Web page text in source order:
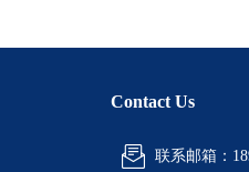
Contact Us
联系邮箱：